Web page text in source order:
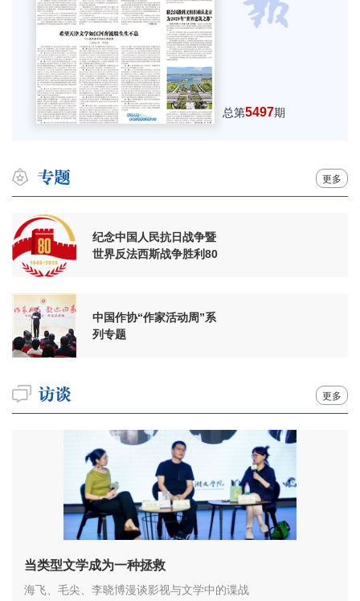
总第5497期
更多
纪念中国人民抗日战争暨
世界反法西斯战争胜利80
中国作协“作家活动周”系
列专题
更多
当类型文学成为一种拯救
海飞、毛尖、李晓博漫谈影视与文学中的谍战